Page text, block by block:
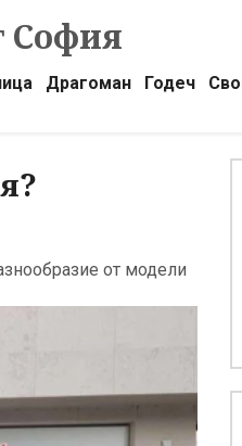
София
Драгоман Годеч
от модели